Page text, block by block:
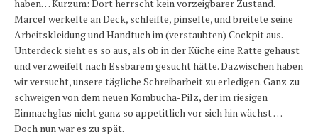
haben… Kurzum: Dort herrscht kein vorzeigbarer Zustand.
Marcel werkelte an Deck, schleifte, pinselte, und breitete seine
Arbeitskleidung und Handtuch im (verstaubten) Cockpit aus.
Unterdeck sieht es so aus, als ob in der Küche eine Ratte gehaust
und verzweifelt nach Essbarem gesucht hätte. Dazwischen haben
wir versucht, unsere tägliche Schreibarbeit zu erledigen. Ganz zu
schweigen von dem neuen Kombucha-Pilz, der im riesigen
Einmachglas nicht ganz so appetitlich vor sich hin wächst …
Doch nun war es zu spät.